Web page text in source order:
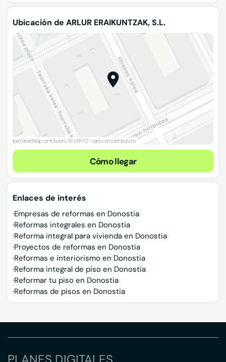
Ubicación de ARLUR ERAIKUNTZAK, S.L.
Cómo llegar
Enlaces de interés
Empresas de reformas en Donostia
Reformas integrales en Donostia
Reforma integral para vivienda en Donostia
Proyectos de reformas en Donostia
Reformas e interiorismo en Donostia
Reforma integral de piso en Donostia
Reformar tu piso en Donostia
Reformas de pisos en Donostia